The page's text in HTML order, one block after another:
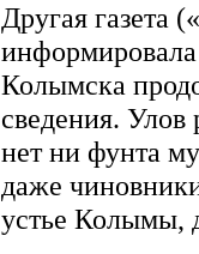
Другая газета
информировала
Колымска
сведения.
нет ни фунта
даже
устье Колымы,